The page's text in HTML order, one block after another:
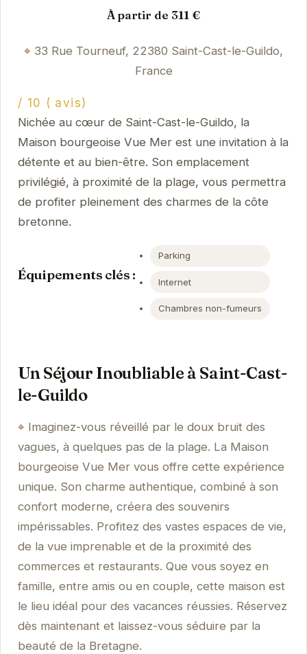
À partir de 311 €
33 Rue Tourneuf, 22380 Saint-Cast-le-Guildo,
France
/ 10 ( avis)
Nichée au cœur de Saint-Cast-le-Guildo, la
Maison bourgeoise Vue Mer est une invitation à la
détente et au bien-être. Son emplacement
privilégié, à proximité de la plage, vous permettra
de profiter pleinement des charmes de la côte
bretonne.
Équipements clés :
Parking
Internet
Chambres non-fumeurs
Un Séjour Inoubliable à Saint-Cast-
le-Guildo
Imaginez-vous réveillé par le doux bruit des
vagues, à quelques pas de la plage. La Maison
bourgeoise Vue Mer vous offre cette expérience
unique. Son charme authentique, combiné à son
confort moderne, créera des souvenirs
impérissables. Profitez des vastes espaces de vie,
de la vue imprenable et de la proximité des
commerces et restaurants. Que vous soyez en
famille, entre amis ou en couple, cette maison est
le lieu idéal pour des vacances réussies. Réservez
dès maintenant et laissez-vous séduire par la
beauté de la Bretagne.